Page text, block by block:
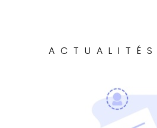
ACTUALITÉS